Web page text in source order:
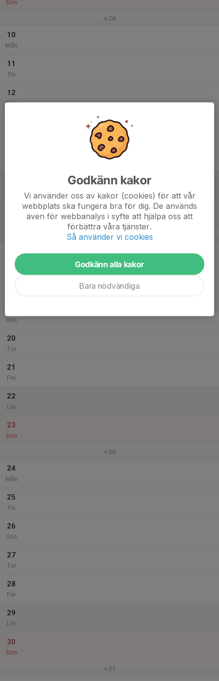
Sön
v.28
10
Mån
11
Tis
12
Ons
v.29
Mån
Ons
20
Tor
21
Fre
22
Lör
23
Sön
v.30
24
Mån
25
Tis
26
Ons
27
Tor
28
Fre
29
Lör
30
Sön
v.31
Godkänn kakor
Vi använder oss av kakor (cookies) för att vår
webbplats ska fungera bra för dig. De används
även för webbanalys i syfte att hjälpa oss att
förbättra våra tjänster.
Så använder vi cookies
Godkänn alla kakor
Bara nödvändiga